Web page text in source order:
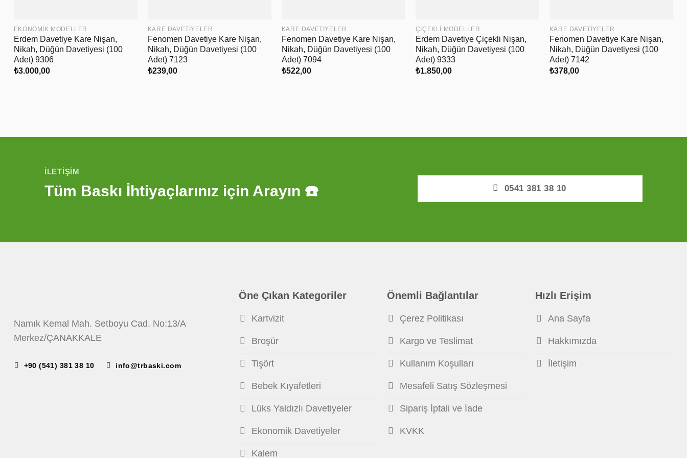
EKONOMIK MODELLER
Erdem Davetiye Kare Nişan,
Nikah, Düğün Davetiyesi (100
Adet) 9306
₺3.000,00
KARE DAVETIYELER
Fenomen Davetiye Kare Nişan,
Nikah, Düğün Davetiyesi (100
Adet) 7123
₺239,00
KARE DAVETIYELER
Fenomen Davetiye Kare Nişan,
Nikah, Düğün Davetiyesi (100
Adet) 7094
₺522,00
ÇIÇEKLI MODELLER
Erdem Davetiye Çiçekli Nişan,
Nikah, Düğün Davetiyesi (100
Adet) 9333
₺1.850,00
KARE DAVETIYELER
Fenomen Davetiye Kare Nişan,
Nikah, Düğün Davetiyesi (100
Adet) 7142
₺378,00
İLETIŞIM
Tüm Baskı İhtiyaçlarınız için Arayın ☎️ 0541 381 38 10
Namık Kemal Mah. Setboyu Cad. No:13/A
Merkez/ÇANAKKALE
+90 (541) 381 38 10 info@trbaski.com
Öne Çıkan Kategoriler
Kartvizit
Broşür
Tişört
Bebek Kıyafetleri
Lüks Yaldızlı Davetiyeler
Ekonomik Davetiyeler
Kalem
Önemli Bağlantılar
Çerez Politikası
Kargo ve Teslimat
Kullanım Koşulları
Mesafeli Satış Sözleşmesi
Sipariş İptali ve İade
KVKK
Hızlı Erişim
Ana Sayfa
Hakkımızda
İletişim